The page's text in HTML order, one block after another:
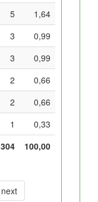
5
1,64
3
0,99
3
0,99
2
0,66
2
0,66
1
0,33
304
100,00
next